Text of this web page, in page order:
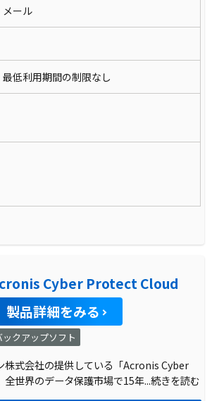
メール
最低利用期間の制限なし
Cyber Protect Cloud
製品詳細をみる
ックアップソフト
株式会社の提供している「Acronis Cyber
世界のデータ保護市場で15年...続きを読む